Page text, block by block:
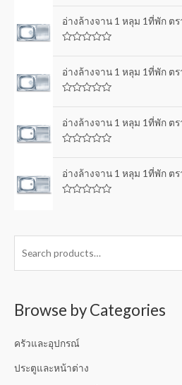
t
e
d
t
o
f
อ่างล้างจาน 1 หลุม 1ที่พัก ต
t
e
d
t
o
f
อ่างล้างจาน 1 หลุม 1ที่พัก ตร
t
e
d
t
o
f
อ่างล้างจาน 1 หลุม 1ที่พัก ต
t
e
d
o
5
อ่างล้างจาน 1 หลุม 1ที่พัก ต
d
o
Browse by Categories
ครัวและอุปกรณ์
ประตูและหน้าต่าง